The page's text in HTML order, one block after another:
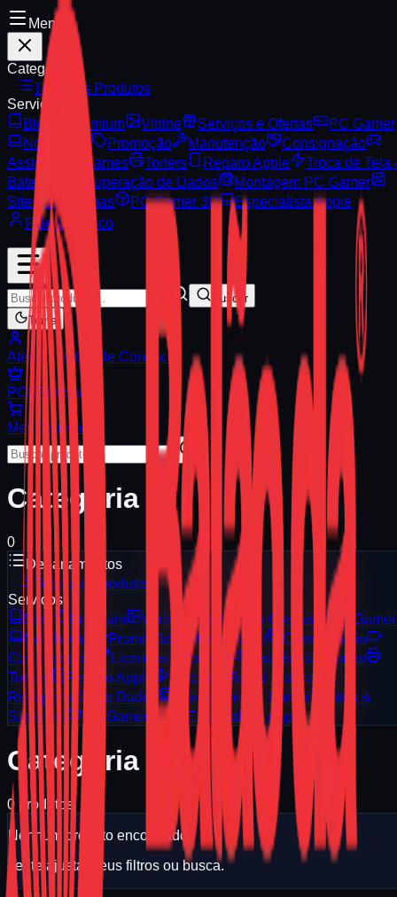
Menu
Categorias
Todos os Produtos
Serviços
Blog
Premium Vitrine Serviços e Ofertas
PC Gamer
Notebooks
Promoção Manutenção
Consignação
Assistência Games
Toners Reparo Apple
Troca de Tela
Bateria
Recuperação de Dados
Montagem PC Gamer
Sites & Sistemas
PC Gamer 3D
Especialista Apple
Fale Conosco
Buscar
Tema
Atendimento Fale Conosco
PCS Premium
Meu Carrinho
Categoria
0
Departamentos
Todos os Produtos
Serviços
Blog
Premium Vitrine Serviços e Ofertas
PC Gamer
Notebooks
Promoção Manutenção
Consignação
Carregadores
Licenças Microsoft
Assistência Games
Toners
Reparo Apple
Troca de Tela & Bateria
Recuperação de Dados
Montagem PC Gamer
Sites &
Sistemas
PC Gamer 3D Especialista Apple
Categoria
0 produtos
Nenhum produto encontrado.
Tente ajustar seus filtros ou busca.